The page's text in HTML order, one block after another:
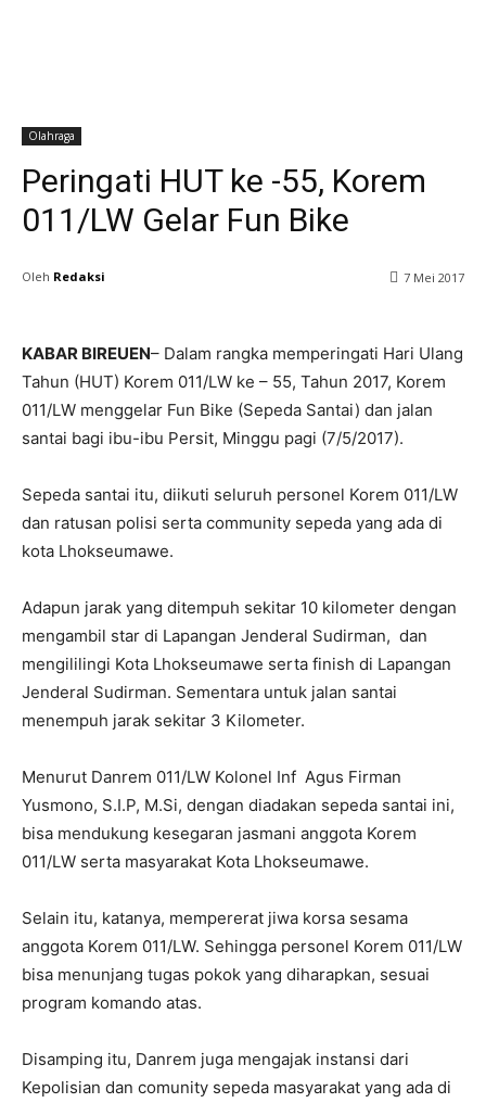
Olahraga
Peringati HUT ke -55, Korem
011/LW Gelar Fun Bike
Oleh Redaksi 7 Mei 2017
KABAR BIREUEN– Dalam rangka memperingati Hari Ulang
Tahun (HUT) Korem 011/LW ke – 55, Tahun 2017, Korem
011/LW menggelar Fun Bike (Sepeda Santai) dan jalan
santai bagi ibu-ibu Persit, Minggu pagi (7/5/2017).
Sepeda santai itu, diikuti seluruh personel Korem 011/LW
dan ratusan polisi serta community sepeda yang ada di
kota Lhokseumawe.
Adapun jarak yang ditempuh sekitar 10 kilometer dengan
mengambil star di Lapangan Jenderal Sudirman, dan
mengililingi Kota Lhokseumawe serta finish di Lapangan
Jenderal Sudirman. Sementara untuk jalan santai
menempuh jarak sekitar 3 Kilometer.
Menurut Danrem 011/LW Kolonel Inf Agus Firman
Yusmono, S.I.P, M.Si, dengan diadakan sepeda santai ini,
bisa mendukung kesegaran jasmani anggota Korem
011/LW serta masyarakat Kota Lhokseumawe.
Selain itu, katanya, mempererat jiwa korsa sesama
anggota Korem 011/LW. Sehingga personel Korem 011/LW
bisa menunjang tugas pokok yang diharapkan, sesuai
program komando atas.
Disamping itu, Danrem juga mengajak instansi dari
Kepolisian dan comunity sepeda masyarakat yang ada di